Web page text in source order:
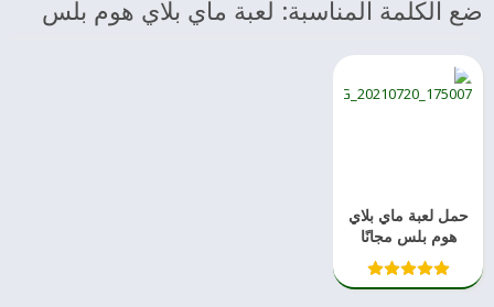
ضع الكلمة المناسبة: لعبة ماي بلاي هوم بلس
حمل لعبة ماي بلاي
هوم بلس مجانًا
2023